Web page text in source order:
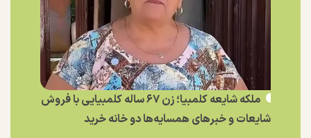
ملکه شایعه کلمبیا؛ زن ۶۷ ساله کلمبیایی با فروش
شایعات و خبر‌های همسایه‌ها دو خانه خرید